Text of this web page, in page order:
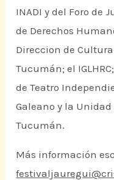
INADI y del Foro de
de Derechos
Direccion de
Tucumán; el
de Teatro
Galeano y la
Tucumán.
Más información